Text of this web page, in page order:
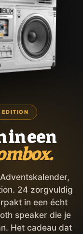
EDITION
in een
24 zorgvuldig
in een écht
speaker die je
Het cadeau dat